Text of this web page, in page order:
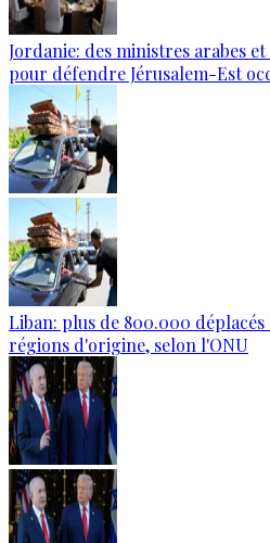
Jordanie: des ministres arabes
pour défendre Jérusalem-Est
Liban: plus de 800.000
régions d'origine, selon l'ONU